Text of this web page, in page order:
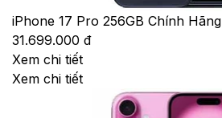
iPhone 17 Pro 256GB Chính Hãng
31.699.000 đ
Xem chi tiết
Xem chi tiết